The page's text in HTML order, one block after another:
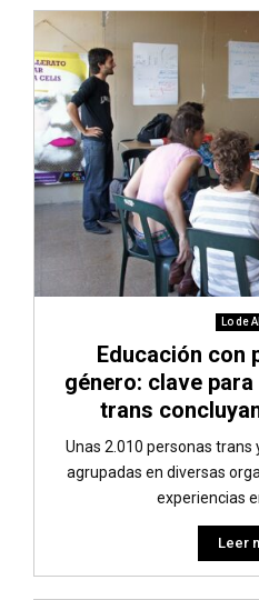
Lo de
Educación con
género: clave
trans
Unas 2.010 personas trans
agrupadas en diversas
experiencias
Leer